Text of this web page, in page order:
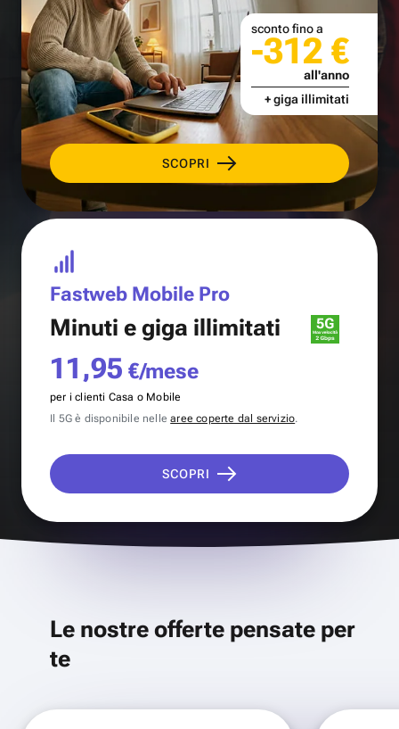
SCOPRI
sconto fino a
-312 €
all'anno
+ giga illimitati
Fastweb Mobile Pro
Minuti e giga illimitati
11,95 €/mese
per i clienti Casa o Mobile
Il 5G è disponibile nellearee coperte dal servizio.
SCOPRI
Le nostre offerte pensate per
te